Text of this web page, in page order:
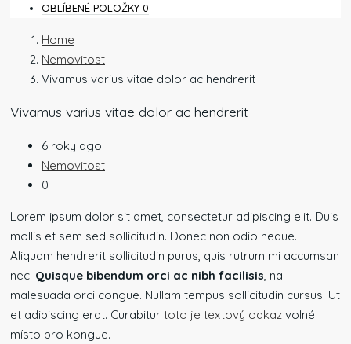
OBLÍBENÉ POLOŽKY 0
Home
Nemovitost
Vivamus varius vitae dolor ac hendrerit
Vivamus varius vitae dolor ac hendrerit
6 roky ago
Nemovitost
0
Lorem ipsum dolor sit amet, consectetur adipiscing elit. Duis
mollis et sem sed sollicitudin. Donec non odio neque.
Aliquam hendrerit sollicitudin purus, quis rutrum mi accumsan
nec. Quisque bibendum orci ac nibh facilisis , na
malesuada orci congue. Nullam tempus sollicitudin cursus. Ut
et adipiscing erat. Curabitur toto je textový odkaz volné
místo pro kongue.